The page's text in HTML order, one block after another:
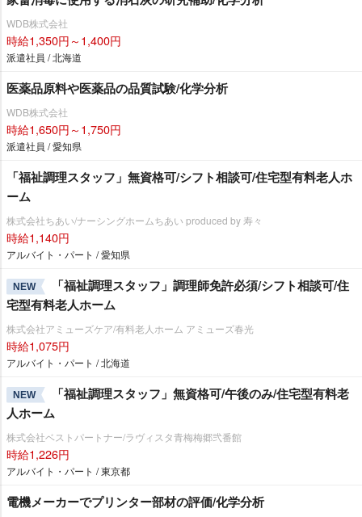
WDB株式会社
時給1,350円～1,400円
派遣社員 / 北海道
医薬品原料や医薬品の品質試験/化学分析
WDB株式会社
時給1,650円～1,750円
派遣社員 / 愛知県
「福祉調理スタッフ」無資格可/シフト相談可/住宅型有料老人ホ
ーム
株式会社ちあい/ナーシングホームちあい produced by 寿々
時給1,140円
アルバイト・パート / 愛知県
NEW
「福祉調理スタッフ」調理師免許必須/シフト相談可/住
宅型有料老人ホーム
株式会社アミューズケア/有料老人ホーム アミューズ春光
時給1,075円
アルバイト・パート / 北海道
NEW
「福祉調理スタッフ」無資格可/午後のみ/住宅型有料老
人ホーム
株式会社ベストパートナー/ラヴィスタ青梅梅郷弐番館
時給1,226円
アルバイト・パート / 東京都
電機メーカーでプリンター部材の評価/化学分析